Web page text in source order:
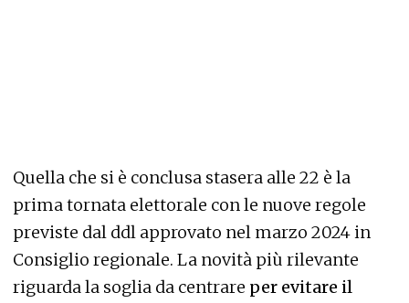
Quella che si è conclusa stasera alle 22 è la
prima tornata elettorale con le nuove regole
previste dal ddl approvato nel marzo 2024 in
Consiglio regionale. La novità più rilevante
riguarda la soglia da centrare per evitare il